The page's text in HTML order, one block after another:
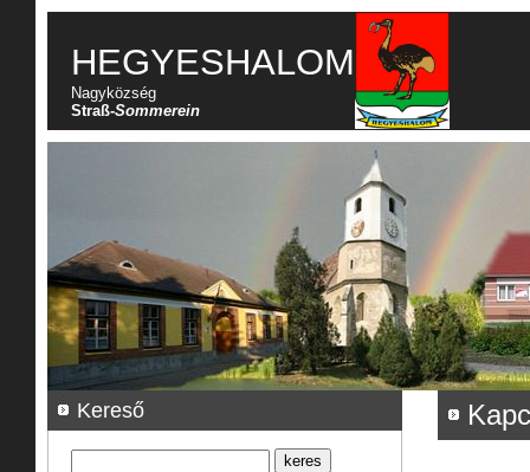
HEGYESHALOM
Nagyközség
Straß-Sommerein
Kereső